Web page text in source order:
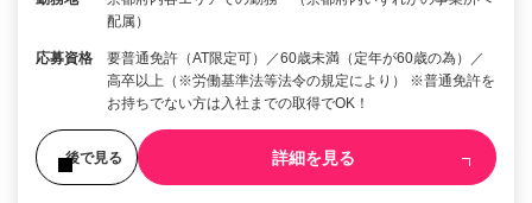
配属）
応募資格
要普通免許（AT限定可）／60歳未満（定年が60歳の為）／
高卒以上（※労働基準法等法令の規定により） ※普通免許を
お持ちでない方は入社までの取得でOK！
後で見る 詳細を見る